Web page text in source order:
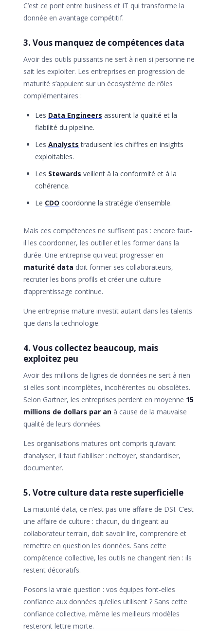
C’est ce pont entre business et IT qui transforme la
donnée en avantage compétitif.
3. Vous manquez de compétences data
Avoir des outils puissants ne sert à rien si personne ne
sait les exploiter. Les entreprises en progression de
maturité s’appuient sur un écosystème de rôles
complémentaires :
Les Data Engineers assurent la qualité et la
fiabilité du pipeline.
Les Analysts traduisent les chiffres en insights
exploitables.
Les Stewards veillent à la conformité et à la
cohérence.
Le CDO coordonne la stratégie d’ensemble.
Mais ces compétences ne suffisent pas : encore faut-
il les coordonner, les outiller et les former dans la
durée. Une entreprise qui veut progresser en
maturité data doit former ses collaborateurs,
recruter les bons profils et créer une culture
d’apprentissage continue.
Une entreprise mature investit autant dans les talents
que dans la technologie.
4. Vous collectez beaucoup, mais
exploitez peu
Avoir des millions de lignes de données ne sert à rien
si elles sont incomplètes, incohérentes ou obsolètes.
Selon Gartner, les entreprises perdent en moyenne 15
millions de dollars par an à cause de la mauvaise
qualité de leurs données.
Les organisations matures ont compris qu’avant
d’analyser, il faut fiabiliser : nettoyer, standardiser,
documenter.
5. Votre culture data reste superficielle
La maturité data, ce n’est pas une affaire de DSI. C’est
une affaire de culture : chacun, du dirigeant au
collaborateur terrain, doit savoir lire, comprendre et
remettre en question les données. Sans cette
compétence collective, les outils ne changent rien : ils
restent décoratifs.
Posons la vraie question : vos équipes font-elles
confiance aux données qu’elles utilisent ? Sans cette
confiance collective, même les meilleurs modèles
resteront lettre morte.